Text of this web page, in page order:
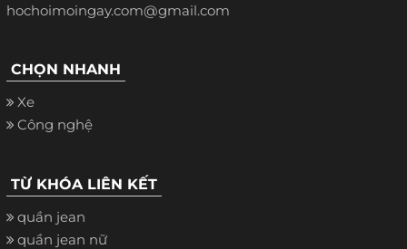
hochoimoingay.com@gmail.com
CHỌN NHANH
Xe
Công nghệ
TỪ KHÓA LIÊN KẾT
quần jean
quần jean nữ